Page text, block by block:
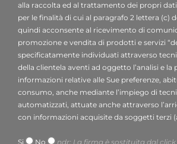
Il Titolare intende trattare i suoi dati
rispondere al suo messaggio o alla
informazioni inoltrate attraverso il
giuridica: legittimo interesse del
dell’articolo 6, paragrafo 1, lettera f)
utilizzare il Suo indirizzo e-mail per
attività di registrazione alla
alla raccolta ed al trattamento dei propri
per le finalità di cui al paragrafo 2 lettera (c)
quindi acconsente al ricevimento di
promozione e vendita di prodotti e servizi
specificatamente individuati attraverso
della clientela aventi ad oggetto l’analisi e la
informazioni relative alle Sue preferenze,
consumo, anche mediante l’impiego di
automatizzati, attuate anche attraverso
con informazioni acquisite da soggetti terzi
Si No ndr: La firma è sostituita dal click